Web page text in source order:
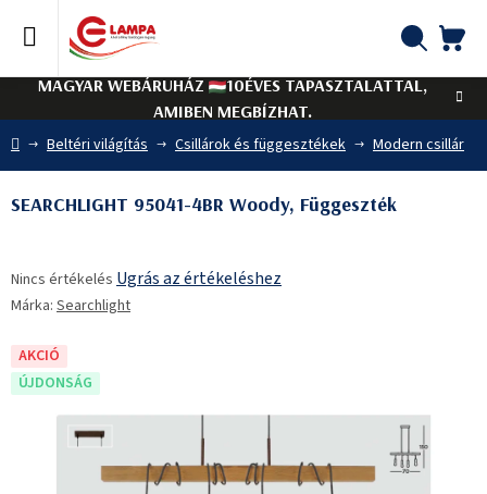
tartalomhoz
MAGYAR WEBÁRUHÁZ
10ÉVES TAPASZTALATTAL,
AMIBEN MEGBÍZHAT.
Kezdőlap
Beltéri világítás Csillárok és függesztékek Modern csillár
SEARCHLIGHT 95041-4BR Woody, Függeszték
termék
átlagos
5-
ből
Nincs értékelés Ugrás az értékeléshez
Márka: Searchlight
AKCIÓ
ÚJDONSÁG